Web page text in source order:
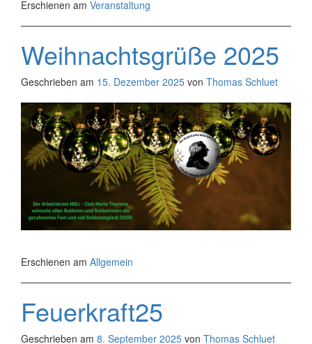
Erschienen am Veranstaltung
Weihnachtsgrüße 2025
Geschrieben am 15. Dezember 2025 von Thomas Schluet
Erschienen am Allgemein
Feuerkraft25
Geschrieben am 8. September 2025 von Thomas Schluet